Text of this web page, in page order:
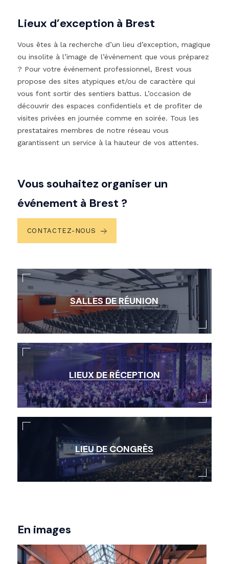
Lieux d’exception à Brest
Vous êtes à la recherche d’un lieu d’exception, magique
ou insolite à l’image de l’événement que vous préparez
? Pour votre événement professionnel, Brest vous
propose des sites atypiques et/ou de caractère qui
vous font sortir des sentiers battus. L’occasion de
découvrir des espaces confidentiels et de profiter de
visites privées en journée comme en soirée. Tous les
prestataires membres de notre réseau vous
garantissent un service à la hauteur de vos attentes.
Vous souhaitez organiser un
événement à Brest ?
CONTACTEZ-NOUS
SALLES DE RÉUNION
LIEUX DE RÉCEPTION
LIEU DE CONGRÈS
En images